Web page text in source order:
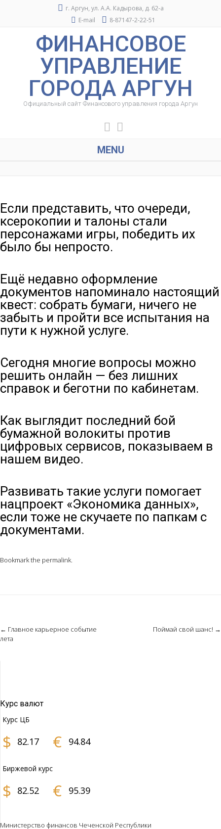
г. Аргун, ул. А.А. Кадырова, д. 62-а
E-mail
8-87147-2-22-51
ФИНАНСОВОЕ
УПРАВЛЕНИЕ
ГОРОДА АРГУН
Официальный сайт Финансового управления города Аргун
MENU
Если представить, что очереди,
ксерокопии и талоны стали
персонажами игры, победить их
было бы непросто.
Ещё недавно оформление
документов напоминало настоящий
квест: собрать бумаги, ничего не
забыть и пройти все испытания на
пути к нужной услуге.
Сегодня многие вопросы можно
решить онлайн — без лишних
справок и беготни по кабинетам.
Как выглядит последний бой
бумажной волокиты против
цифровых сервисов, показываем в
нашем видео.
Развивать такие услуги помогает
нацпроект «Экономика данных»,
если тоже не скучаете по папкам с
документами.
Bookmark the permalink.
Post
← Главное карьерное событие
лета
Поймай свой шанс! →
Курс валют
Курс ЦБ
$ 82.17 € 94.84
Биржевой курс
$ 82.52 € 95.39
Министерство финансов Чеченской Республики